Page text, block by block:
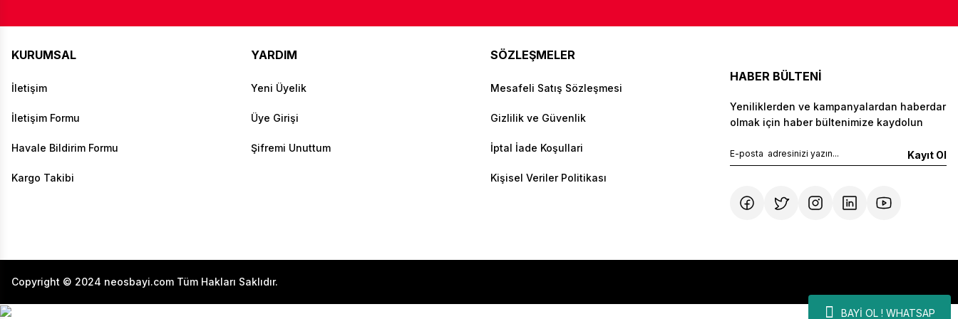
BAYİ OL ! WHATSAP
KURUMSAL
İletişim
İletişim Formu
Havale Bildirim Formu
Kargo Takibi
YARDIM
Yeni Üyelik
Üye Girişi
Şifremi Unuttum
SÖZLEŞMELER
Mesafeli Satış Sözleşmesi
Gizlilik ve Güvenlik
İptal İade Koşullari
Kişisel Veriler Politikası
HABER BÜLTENİ
Yeniliklerden ve kampanyalardan haberdar
olmak için haber bültenimize kaydolun
Kayıt Ol
Copyright © 2024 neosbayi.com Tüm Hakları Saklıdır.